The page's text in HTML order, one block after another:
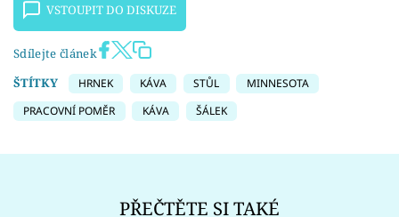
VSTOUPIT DO DISKUZE
Sdílejte článek
ŠTÍTKY
HRNEK KÁVA STŮL
MINNESOTA
PRACOVNÍ POMĚR
KÁVA ŠÁLEK
PŘEČTĚTE SI TAKÉ